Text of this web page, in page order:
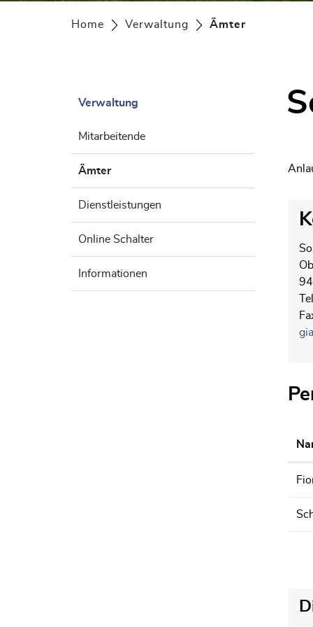
Home Verwaltung Ämter
Verwaltung
Mitarbeitende
Ämter(ausgewählt)
Dienstleistungen
Online Schalter
Informationen